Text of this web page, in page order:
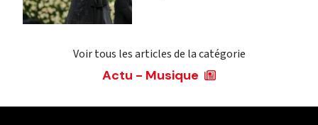
Voir tous les articles de la catégorie
Actu - Musique